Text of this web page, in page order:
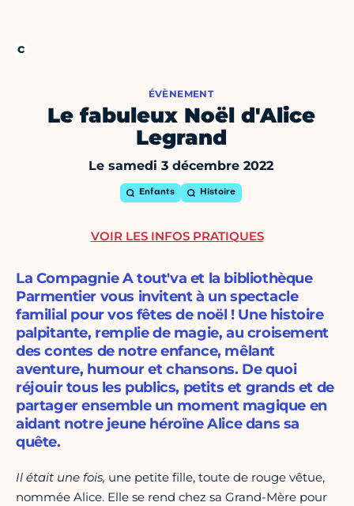
ÉVÈNEMENT
Le fabuleux Noël d'Alice
Legrand
Le samedi 3 décembre 2022
Enfants Histoire
La Compagnie A tout'va et la bibliothèque
Parmentier vous invitent à un spectacle
familial pour vos fêtes de noël ! Une histoire
palpitante, remplie de magie, au croisement
des contes de notre enfance, mêlant
aventure, humour et chansons. De quoi
réjouir tous les publics, petits et grands et de
partager ensemble un moment magique en
aidant notre jeune héroïne Alice dans sa
quête.
Il était une fois, une petite fille, toute de rouge vêtue,
nommée Alice. Elle se rend chez sa Grand-Mère pour
VOIR LES INFOS PRATIQUES